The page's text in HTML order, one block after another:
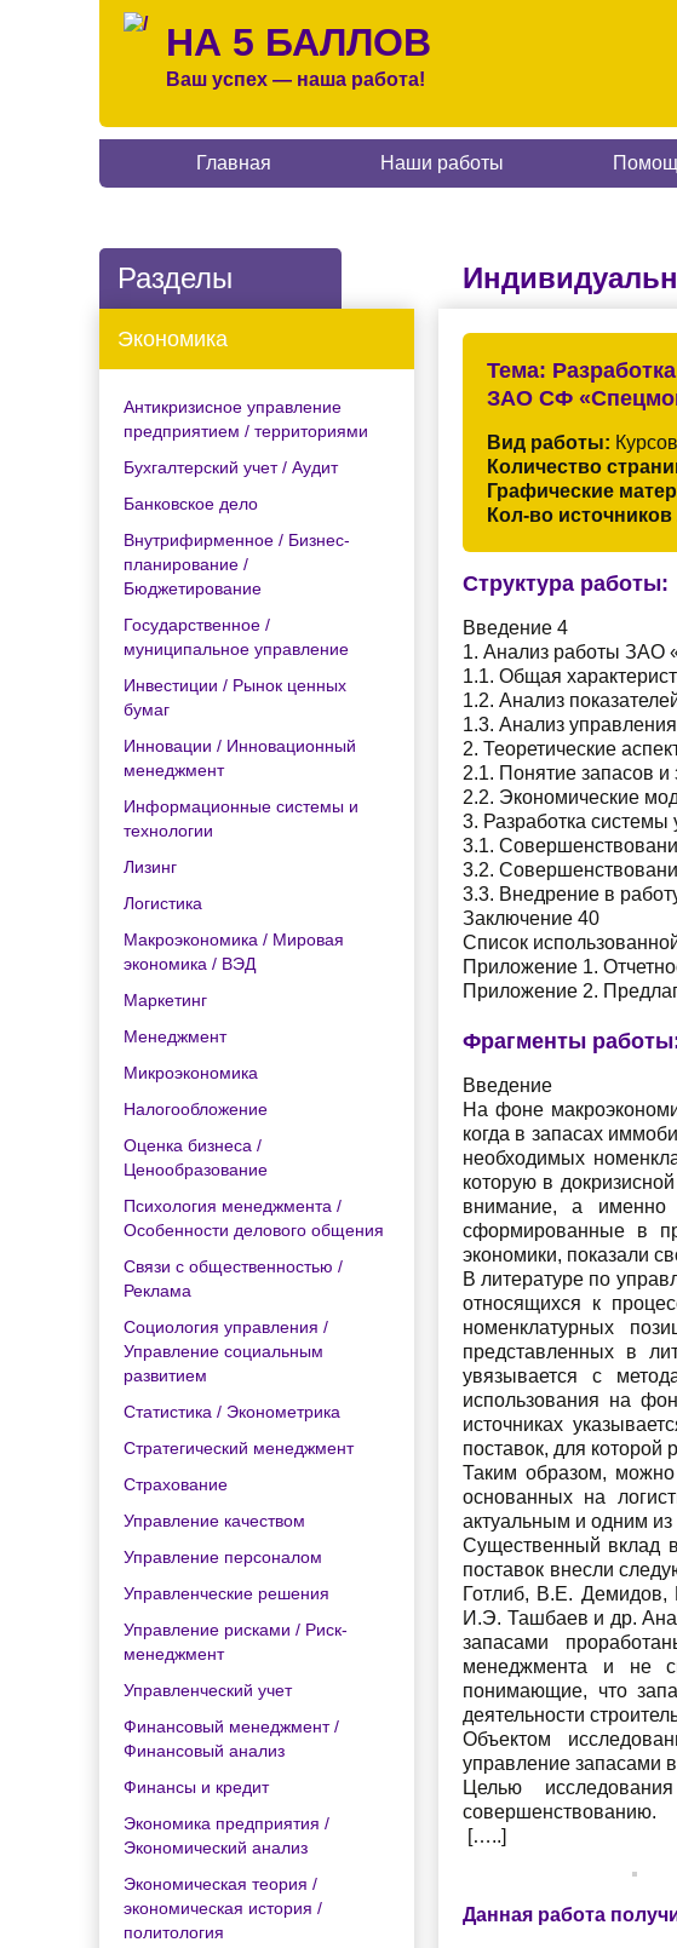
НА 5 БАЛЛОВ
Ваш успех — наша работа!
Главная Наши работы
Разделы
Экономика
Антикризисное управление
предприятием / территориями
Бухгалтерский учет / Аудит
Банковское дело
Внутрифирменное / Бизнес-
планирование /
Бюджетирование
Государственное /
муниципальное управление
Инвестиции / Рынок ценных
бумаг
Инновации / Инновационный
менеджмент
Информационные системы и
технологии
Лизинг
Логистика
Макроэкономика / Мировая
экономика / ВЭД
Маркетинг
Менеджмент
Микроэкономика
Налогообложение
Оценка бизнеса /
Ценообразование
Психология менеджмента /
Особенности делового общения
Связи с общественностью /
Реклама
Социология управления /
Управление социальным
развитием
Статистика / Эконометрика
Стратегический менеджмент
Страхование
Управление качеством
Управление персоналом
Управленческие решения
Управление рисками / Риск-
менеджмент
Управленческий учет
Финансовый менеджмент /
Финансовый анализ
Финансы и кредит
Экономика предприятия /
Экономический анализ
Экономическая теория /
экономическая история /
политология
Тема:
ЗАО СФ
Вид работы:
Количество
Графические
Кол-во
Структура работы:
Введение 4
1. Анализ работы ЗАО
1.1. Общая
1.2. Анализ
1.3. Анализ
2. Теоретические
2.1. Понятие запасов
2.2. Экономические
3. Разработка
3.1.
3.2.
3.3. Внедрение в
Заключение 40
Список
Приложение 1.
Приложение 2.
Фрагменты
Введение
На фоне
когда в запасах
необходимых
которую в
внимание, а именно
сформированные в
экономики, показали
В литературе по
относящихся к
номенклатурных
представленных в
увязывается с
использования на
источниках
поставок, для которой
Таким образом, можно
основанных на
актуальным и одним
Существенный вклад
поставок внесли
Готлиб, В.Е.
И.Э. Ташбаев и др.
запасами
менеджмента и не
понимающие, что
деятельности
Объектом
управление запасами
Целью
совершенствованию.
[…..]
Данная работа